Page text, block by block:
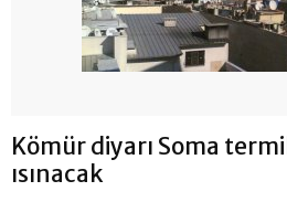
Kömür diyarı Soma
ısınacak